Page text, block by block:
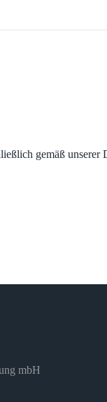
gemäß unserer
mbH